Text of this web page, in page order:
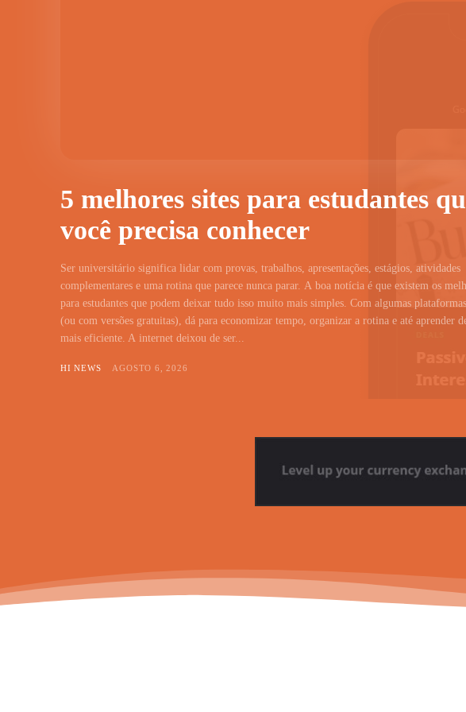
5 melhores sites para estudantes
você precisa conhecer
Ser universitário significa lidar com provas, trabalhos, apresentações, estágios, atividades
complementares e uma rotina que parece nunca parar. A boa notícia é que existem os
para estudantes que podem deixar tudo isso muito mais simples. Com algumas
(ou com versões gratuitas), dá para economizar tempo, organizar a rotina e até aprender
mais eficiente. A internet deixou de ser...
HI NEWS AGOSTO 6, 2026